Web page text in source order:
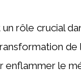
un rôle crucial
le